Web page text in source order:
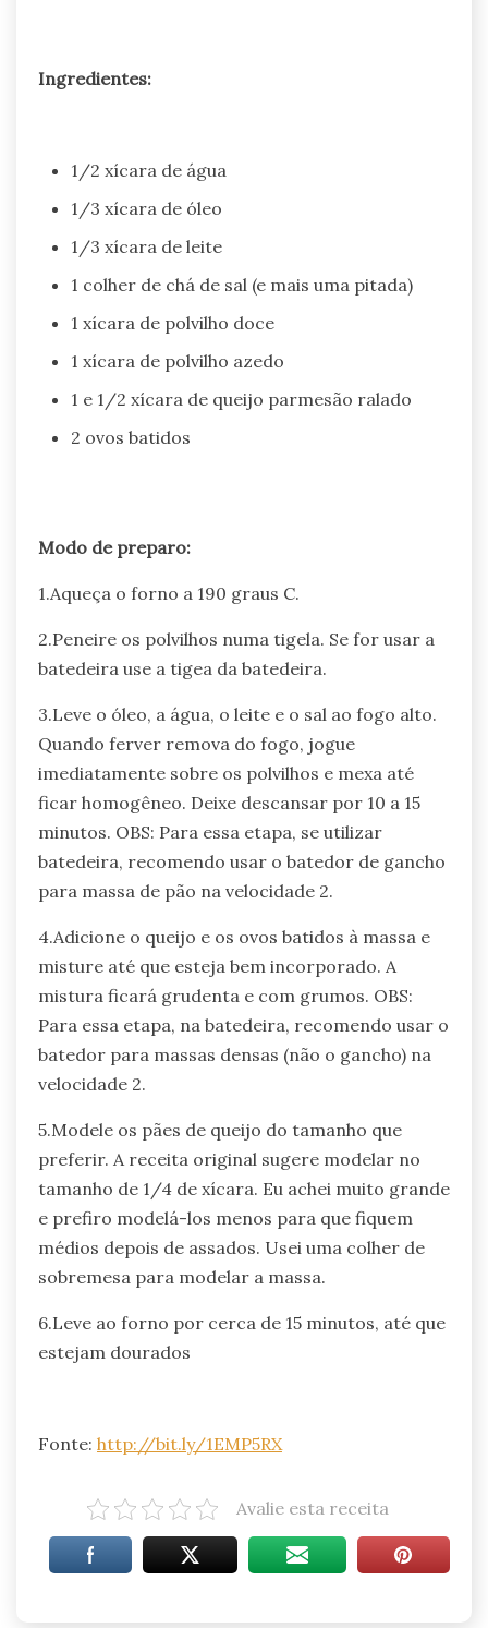
Ingredientes:
1/2 xícara de água
1/3 xícara de óleo
1/3 xícara de leite
1 colher de chá de sal (e mais uma pitada)
1 xícara de polvilho doce
1 xícara de polvilho azedo
1 e 1/2 xícara de queijo parmesão ralado
2 ovos batidos
Modo de preparo:
1.Aqueça o forno a 190 graus C.
2.Peneire os polvilhos numa tigela. Se for usar a
batedeira use a tigea da batedeira.
3.Leve o óleo, a água, o leite e o sal ao fogo alto.
Quando ferver remova do fogo, jogue
imediatamente sobre os polvilhos e mexa até
ficar homogêneo. Deixe descansar por 10 a 15
minutos. OBS: Para essa etapa, se utilizar
batedeira, recomendo usar o batedor de gancho
para massa de pão na velocidade 2.
4.Adicione o queijo e os ovos batidos à massa e
misture até que esteja bem incorporado. A
mistura ficará grudenta e com grumos. OBS:
Para essa etapa, na batedeira, recomendo usar o
batedor para massas densas (não o gancho) na
velocidade 2.
5.Modele os pães de queijo do tamanho que
preferir. A receita original sugere modelar no
tamanho de 1/4 de xícara. Eu achei muito grande
e prefiro modelá-los menos para que fiquem
médios depois de assados. Usei uma colher de
sobremesa para modelar a massa.
6.Leve ao forno por cerca de 15 minutos, até que
estejam dourados
Fonte: http://bit.ly/1EMP5RX
Avalie esta receita